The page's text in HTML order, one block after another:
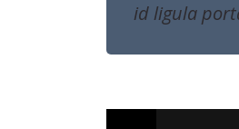
id ligula